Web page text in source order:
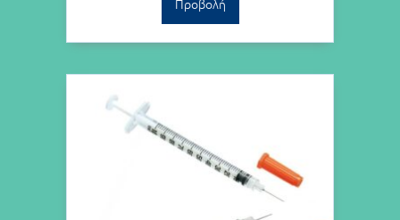
Προβολή